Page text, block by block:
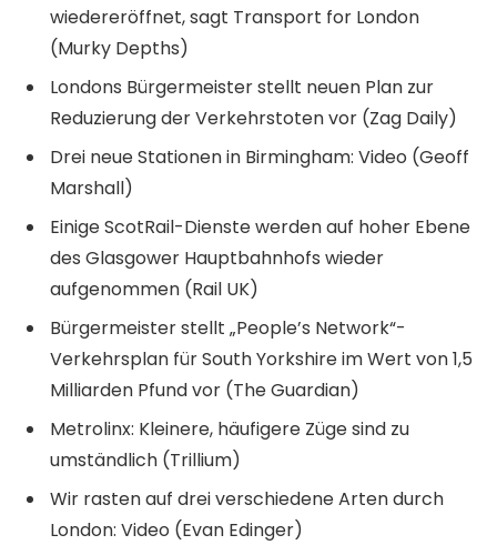
wiedereröffnet, sagt Transport for London
(Murky Depths)
Londons Bürgermeister stellt neuen Plan zur
Reduzierung der Verkehrstoten vor (Zag Daily)
Drei neue Stationen in Birmingham: Video (Geoff
Marshall)
Einige ScotRail-Dienste werden auf hoher Ebene
des Glasgower Hauptbahnhofs wieder
aufgenommen (Rail UK)
Bürgermeister stellt „People’s Network“-
Verkehrsplan für South Yorkshire im Wert von 1,5
Milliarden Pfund vor (The Guardian)
Metrolinx: Kleinere, häufigere Züge sind zu
umständlich (Trillium)
Wir rasten auf drei verschiedene Arten durch
London: Video (Evan Edinger)